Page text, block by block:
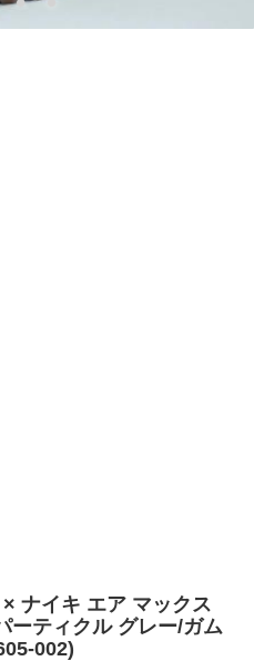
× ナイキ エア マックス
ーティクル グレー/ガム
002)